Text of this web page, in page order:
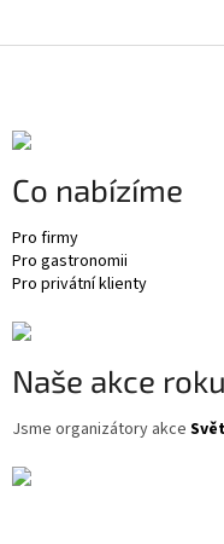
Co nabízíme
Pro firmy
Pro gastronomii
Pro privátní klienty
Naše akce roku
Jsme organizátory akce